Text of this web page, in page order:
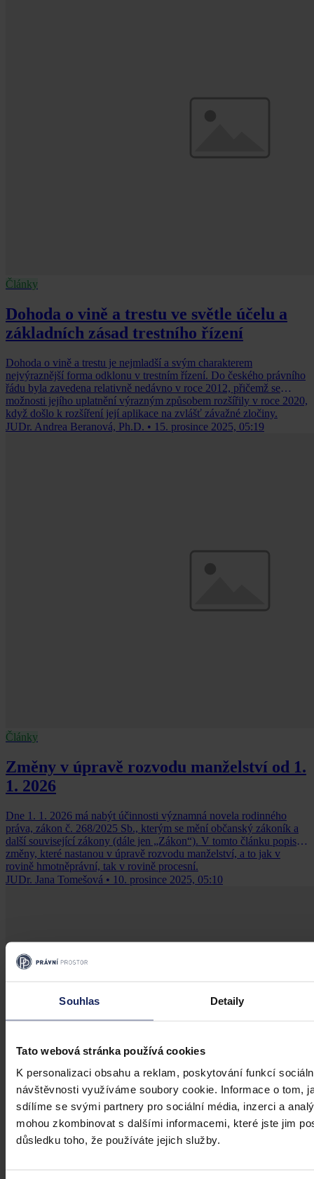
Souhlas Detaily
Tato webová stránka používá cookies
K personalizaci obsahu a reklam, poskytování funkcí
návštěvnosti využíváme soubory cookie. Informace o tom,
sdílíme se svými partnery pro sociální média, inzerci a
mohou zkombinovat s dalšími informacemi, které jste jim
důsledku toho, že používáte jejich služby.
Články
Dohoda o vině a trestu ve světle účelu a
základních zásad trestního řízení
Dohoda o vině a trestu je nejmladší a svým charakterem
nejvýraznější forma odklonu v trestním řízení. Do českého právního
řádu byla zavedena relativně nedávno v roce 2012, přičemž se
možnosti jejího uplatnění výrazným způsobem rozšířily v roce 2020,
když došlo k rozšíření její aplikace na zvlášť závažné zločiny.
JUDr. Andrea Beranová, Ph.D. • 15. prosince 2025, 05:19
Články
Změny v úpravě rozvodu manželství od 1.
1. 2026
Dne 1. 1. 2026 má nabýt účinnosti významná novela rodinného
práva, zákon č. 268/2025 Sb., kterým se mění občanský zákoník a
další související zákony (dále jen „Zákon“). V tomto článku popisuji
změny, které nastanou v úpravě rozvodu manželství, a to jak v
rovině hmotněprávní, tak v rovině procesní.
JUDr. Jana Tomešová • 10. prosince 2025, 05:10